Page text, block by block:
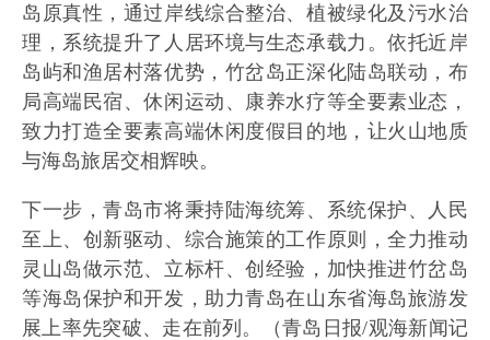
岛原真性，通过岸线综合整治、植被绿化及污水治
理，系统提升了人居环境与生态承载力。依托近岸
岛屿和渔居村落优势，竹岔岛正深化陆岛联动，布
局高端民宿、休闲运动、康养水疗等全要素业态，
致力打造全要素高端休闲度假目的地，让火山地质
与海岛旅居交相辉映。
下一步，青岛市将秉持陆海统筹、系统保护、人民
至上、创新驱动、综合施策的工作原则，全力推动
灵山岛做示范、立标杆、创经验，加快推进竹岔岛
等海岛保护和开发，助力青岛在山东省海岛旅游发
展上率先突破、走在前列。（青岛日报/观海新闻记